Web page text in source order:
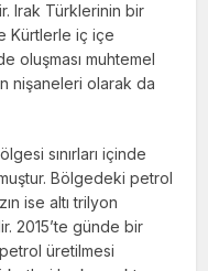
Irak Türklerinin bir
Kürtlerle iç içe
oluşması muhtemel
nişaneleri olarak da
sınırları içinde
Bölgedeki petrol
ise altı trilyon
2015’te günde bir
üretilmesi